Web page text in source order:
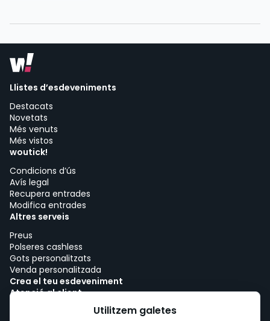
Llistes d’esdeveniments
Destacats
Novetats
Més venuts
Més vistos
woutick!
Condicions d’ús
Avís legal
Recupera entrades
Modifica entrades
Altres serveis
Preus
Polseres cashless
Gots personalitzats
Venda personalitzada
Crea el teu esdeveniment
Atenció al client
Treballa amb woutick!Utilitzem galetes